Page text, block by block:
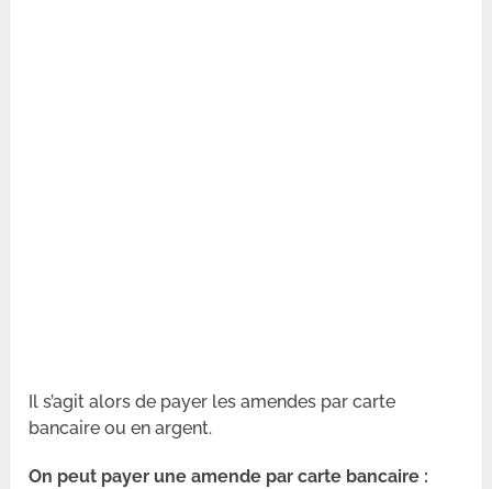
Il s’agit alors de payer les amendes par carte
bancaire ou en argent.
On peut payer une amende par carte bancaire :